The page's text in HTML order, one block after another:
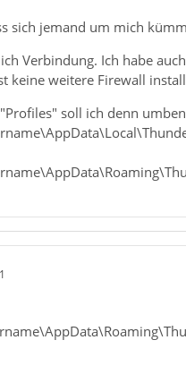
sich jemand um mich
Verbindung. Ich habe
keine weitere Firewall
soll ich denn